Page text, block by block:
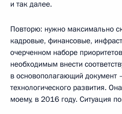
и так далее.
Повторю: нужно максимально
кадровые, финансовые,
очерченном наборе
необходимым внести
в основополагающий документ
технологического развития.
моему, в 2016 году. Ситуация